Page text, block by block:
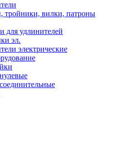
тройники, вилки, патроны
для удлинителей
эл.
электрические